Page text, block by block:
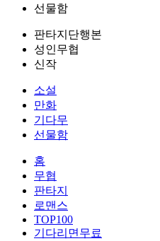
선물함
판타지단행본
성인무협
신작
소설
만화
기다무
선물함
홈
무협
판타지
로맨스
TOP100
기다리면무료